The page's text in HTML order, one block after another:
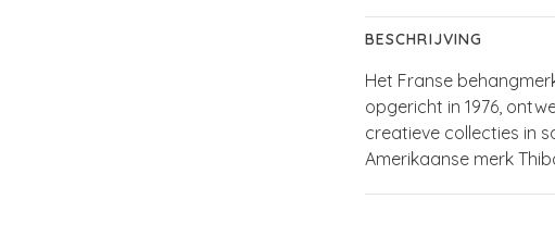
BESCHRIJVING
Het Franse
opgericht in 1976,
creatieve collecties in
Amerikaanse merk